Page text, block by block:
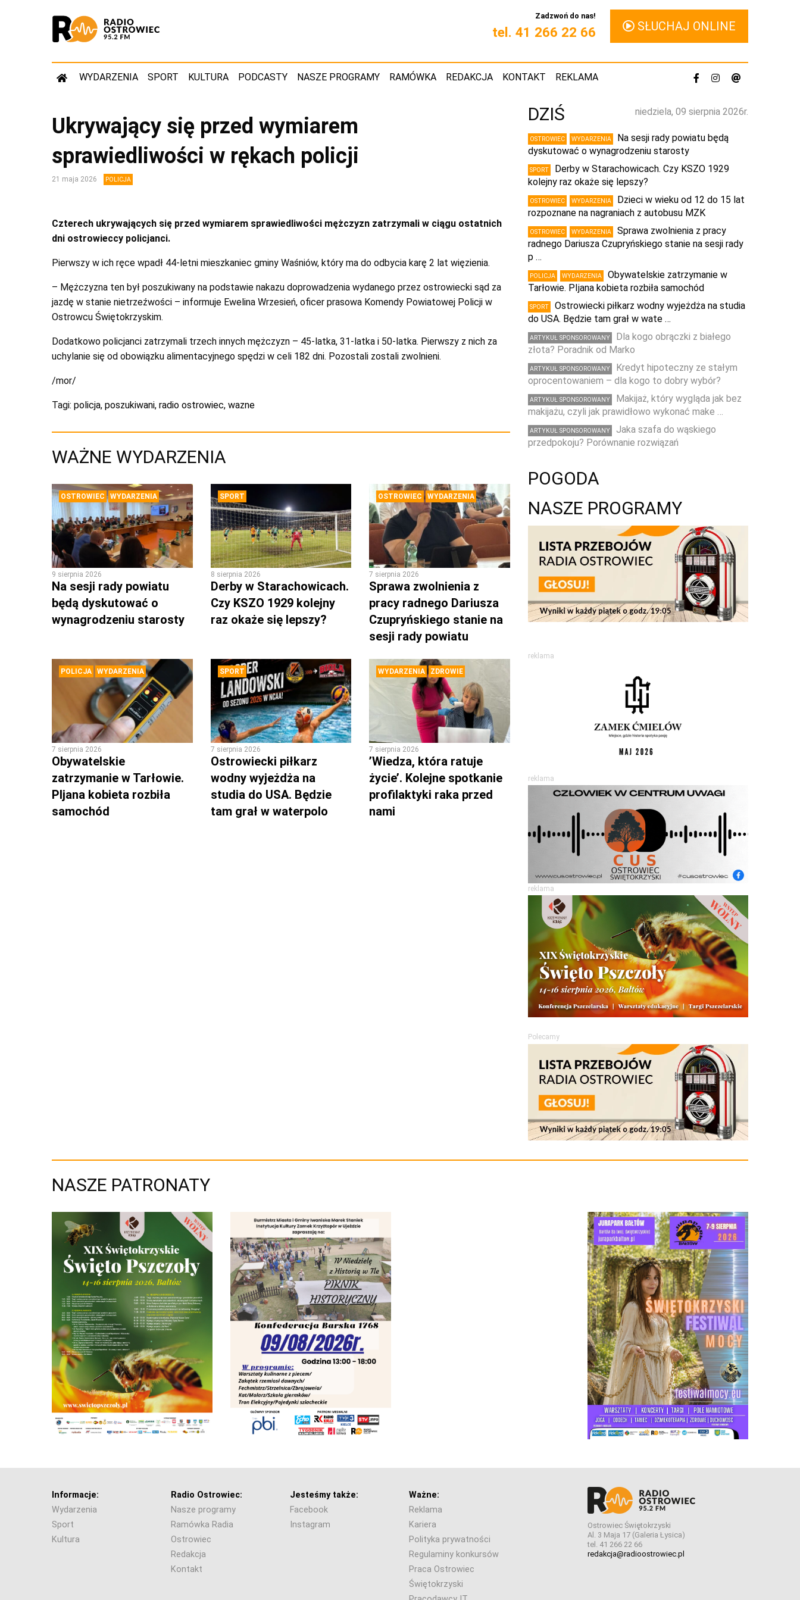
Zadzwoń do nas!
tel. 41 266 22 66 SŁUCHAJ ONLINE
WYDARZENIA SPORT KULTURA PODCASTY NASZE PROGRAMY RAMÓWKA REDAKCJA KONTAKT REKLAMA
Ukrywający się przed wymiarem
sprawiedliwości w rękach policji
21 maja 2026 POLICJA
Czterech ukrywających się przed wymiarem sprawiedliwości mężczyzn zatrzymali w ciągu ostatnich
dni ostrowieccy policjanci.
Pierwszy w ich ręce wpadł 44-letni mieszkaniec gminy Waśniów, który ma do odbycia karę 2 lat więzienia.
– Mężczyzna ten był poszukiwany na podstawie nakazu doprowadzenia wydanego przez ostrowiecki sąd za
jazdę w stanie nietrzeźwości – informuje Ewelina Wrzesień, oficer prasowa Komendy Powiatowej Policji w
Ostrowcu Świętokrzyskim.
Dodatkowo policjanci zatrzymali trzech innych mężczyzn – 45-latka, 31-latka i 50-latka. Pierwszy z nich za
uchylanie się od obowiązku alimentacyjnego spędzi w celi 182 dni. Pozostali zostali zwolnieni.
/mor/
Tagi: policja, poszukiwani, radio ostrowiec, wazne
WAŻNE WYDARZENIA
OSTROWIEC WYDARZENIA
9 sierpnia 2026
Na sesji rady powiatu
będą dyskutować o
wynagrodzeniu starosty
SPORT
8 sierpnia 2026
Derby w Starachowicach.
Czy KSZO 1929 kolejny
raz okaże się lepszy?
OSTROWIEC WYDARZENIA
7 sierpnia 2026
Sprawa zwolnienia z
pracy radnego Dariusza
Czupryńskiego stanie na
sesji rady powiatu
POLICJA WYDARZENIA
7 sierpnia 2026
Obywatelskie
zatrzymanie w Tarłowie.
PIjana kobieta rozbiła
samochód
SPORT
7 sierpnia 2026
Ostrowiecki piłkarz
wodny wyjeżdża na
studia do USA. Będzie
tam grał w waterpolo
WYDARZENIA ZDROWIE
7 sierpnia 2026
’Wiedza, która ratuje
życie’. Kolejne spotkanie
profilaktyki raka przed
nami
niedziela, 09 sierpnia 2026r.
DZIŚ
OSTROWIEC WYDARZENIA
Na sesji rady powiatu będą
dyskutować o wynagrodzeniu starosty
SPORT
Derby w Starachowicach. Czy KSZO 1929
kolejny raz okaże się lepszy?
OSTROWIEC WYDARZENIA
Dzieci w wieku od 12 do 15 lat
rozpoznane na nagraniach z autobusu MZK
OSTROWIEC WYDARZENIA
Sprawa zwolnienia z pracy
radnego Dariusza Czupryńskiego stanie na sesji rady
p …
POLICJA WYDARZENIA
Obywatelskie zatrzymanie w
Tarłowie. PIjana kobieta rozbiła samochód
SPORT
Ostrowiecki piłkarz wodny wyjeżdża na studia
do USA. Będzie tam grał w wate …
ARTYKUŁ SPONSOROWANY
Dla kogo obrączki z białego
złota? Poradnik od Marko
ARTYKUŁ SPONSOROWANY
Kredyt hipoteczny ze stałym
oprocentowaniem – dla kogo to dobry wybór?
ARTYKUŁ SPONSOROWANY
Makijaż, który wygląda jak bez
makijażu, czyli jak prawidłowo wykonać make …
ARTYKUŁ SPONSOROWANY
Jaka szafa do wąskiego
przedpokoju? Porównanie rozwiązań
POGODA
NASZE PROGRAMY
reklama
reklama
reklama
Polecamy
NASZE PATRONATY
Informacje:
Wydarzenia
Sport
Kultura
Radio Ostrowiec:
Nasze programy
Ramówka Radia
Ostrowiec
Redakcja
Kontakt
Jesteśmy także:
Facebook
Instagram
Ważne:
Reklama
Kariera
Polityka prywatności
Regulaminy konkursów
Praca Ostrowiec
Świętokrzyski
Ostrowiec Świętokrzyski
Al. 3 Maja 17 (Galeria Łysica)
tel. 41 266 22 66
redakcja@radioostrowiec.pl